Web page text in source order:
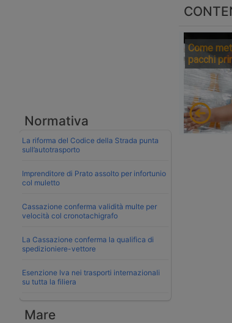
Normativa
La riforma del Codice della Strada punta
sull’autotrasporto
Imprenditore di Prato assolto per infortunio
col muletto
Cassazione conferma validità multe per
velocità col cronotachigrafo
La Cassazione conferma la qualifica di
spedizioniere-vettore
Esenzione Iva nei trasporti internazionali
su tutta la filiera
Mare
Come
pacchi